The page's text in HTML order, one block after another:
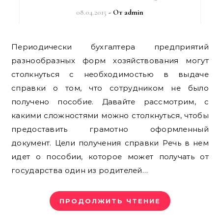
08.04.2015 - От admin
Периодически бухгалтера предприятий
разнообразных форм хозяйствования могут
столкнуться с необходимостью в выдаче
справки о том, что сотрудником не было
получено пособие. Давайте рассмотрим, с
какими сложностями можно столкнуться, чтобы
предоставить грамотно оформленный
документ. Цели получения справки Речь в нем
идет о пособии, которое может получать от
государства один из родителей…
ПРОДОЛЖИТЬ ЧТЕНИЕ